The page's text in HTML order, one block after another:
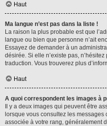
Haut
Ma langue n’est pas dans la liste !
La raison la plus probable est que
langue ou bien que personne n’ait
Essayez de demander à un
désirée. Si elle n’existe pas,
traduction. Vous trouverez plus
Haut
A quoi correspondent les images à
Il y a deux images qui peuvent être
lorsque vous consultez les messages
associée à votre rang, généralement